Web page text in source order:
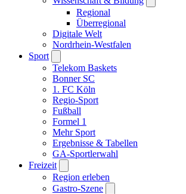
Regional
Überregional
Digitale Welt
Nordrhein-Westfalen
Sport
Telekom Baskets
Bonner SC
1. FC Köln
Regio-Sport
Fußball
Formel 1
Mehr Sport
Ergebnisse & Tabellen
GA-Sportlerwahl
Freizeit
Region erleben
Gastro-Szene